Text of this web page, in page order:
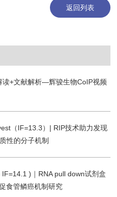
返回列表
读+文献解析—辉骏生物CoIP视频
（IF=13.3）| RIP技术助力发现
性的分子机制
IF=14.1 )｜RNA pull down试剂盒
食管鳞癌机制研究